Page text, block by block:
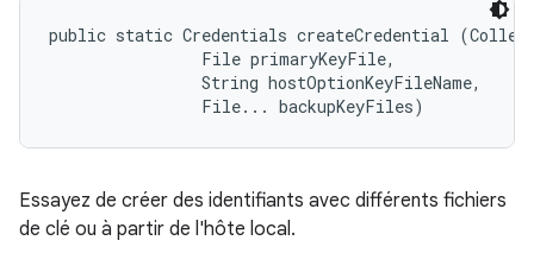
public static Credentials createCredential
                File primaryKeyFile,
                String hostOptionKeyFileName,
                File... backupKeyFiles)
Essayez de créer des identifiants avec différents fichiers
de clé ou à partir de l'hôte local.